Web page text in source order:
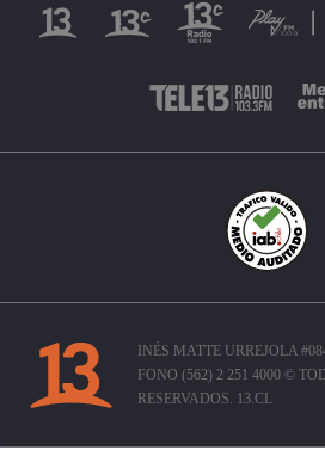
INÉS MATTE URREJOLA
FONO (562) 2 251 4000 ©
RESERVADOS. 13.CL